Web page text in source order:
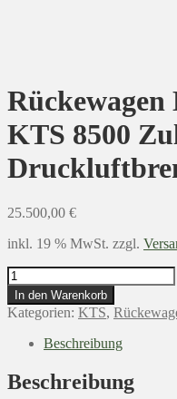
KTS 8500
25.500,00 €
inkl. 19 % MwSt. zzgl.
Rückewagen
Kran
6,4
m
SBF
8500
Zulassung
In den Warenkorb
Kategorien: KTS,
Beschreibung
Beschreibung